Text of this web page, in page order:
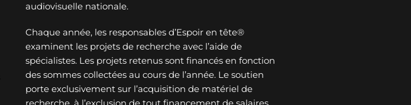
audiovisuelle nationale.
Chaque année, les responsables d’Espoir en tête®
examinent les projets de recherche avec l’aide de
spécialistes. Les projets retenus sont financés en fonction
des sommes collectées au cours de l’année. Le soutien
porte exclusivement sur l’acquisition de matériel de